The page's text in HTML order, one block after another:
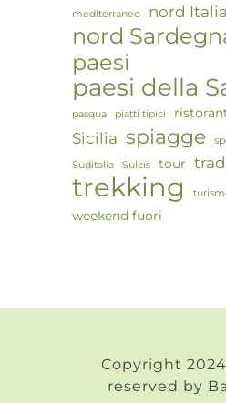
mediterraneo nord Italia
nord
paesi
paesi della
pasqua piatti tipici
Sicilia spiagge
Suditalia Sulcis tour
trekking
weekend fuori
Copyright
reserved by